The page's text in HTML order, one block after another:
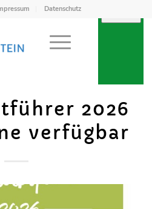
Datenschutz
2026
verfügbar